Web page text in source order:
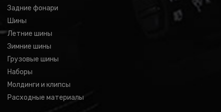
Задние фонари
Шины
Летние шины
Зимние шины
Грузовые шины
Наборы
Молдинги и клипсы
Расходные материалы